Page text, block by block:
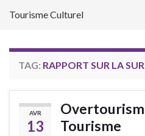
Tourisme Culturel
TAG: RAPPORT SUR LA
AVR
13
Tourisme